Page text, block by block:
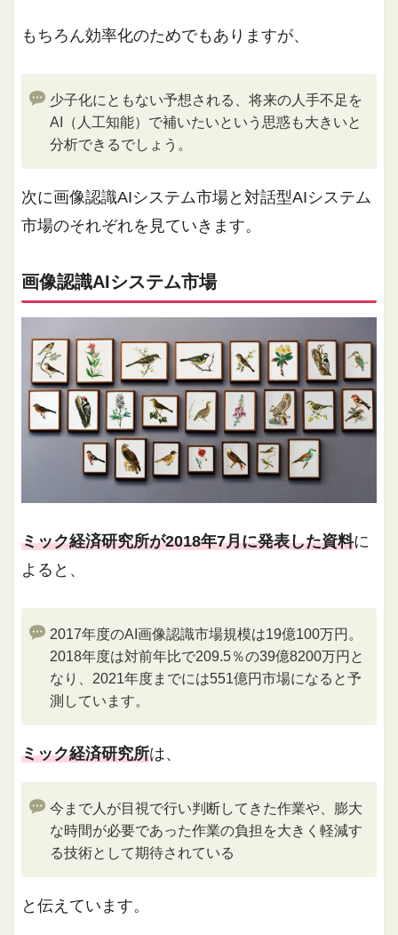
もちろん効率化のためでもありますが、
少子化にともない予想される、将来の人手不足を
AI（人工知能）で補いたいという思惑も大きいと
分析できるでしょう。
次に画像認識AIシステム市場と対話型AIシステム
市場のそれぞれを見ていきます。
画像認識AIシステム市場
ミック経済研究所が2018年7月に発表した資料に
よると、
2017年度のAI画像認識市場規模は19億100万円。
2018年度は対前年比で209.5％の39億8200万円と
なり、2021年度までには551億円市場になると予
測しています。
ミック経済研究所は、
今まで人が目視で行い判断してきた作業や、膨大
な時間が必要であった作業の負担を大きく軽減す
る技術として期待されている
と伝えています。